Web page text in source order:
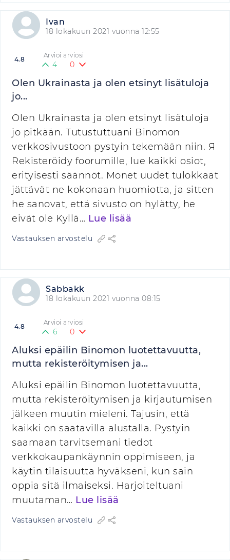
Ivan
18 lokakuun 2021 vuonna 12:55
4.8 Arvioi arviosi
4 0
Olen Ukrainasta ja olen etsinyt lisätuloja
jo...
Olen Ukrainasta ja olen etsinyt lisätuloja
jo pitkään. Tutustuttuani Binomon
verkkosivustoon pystyin tekemään niin. Я
Rekisteröidy foorumille, lue kaikki osiot,
erityisesti säännöt. Monet uudet tulokkaat
jättävät ne kokonaan huomiotta, ja sitten
he sanovat, että sivusto on hylätty, he
eivät ole Kyllä… Lue lisää
Vastauksen arvostelu
Sabbakk
18 lokakuun 2021 vuonna 08:15
4.8 Arvioi arviosi
6 0
Aluksi epäilin Binomon luotettavuutta,
mutta rekisteröitymisen ja...
Aluksi epäilin Binomon luotettavuutta,
mutta rekisteröitymisen ja kirjautumisen
jälkeen muutin mieleni. Tajusin, että
kaikki on saatavilla alustalla. Pystyin
saamaan tarvitsemani tiedot
verkkokaupankäynnin oppimiseen, ja
käytin tilaisuutta hyväkseni, kun sain
oppia sitä ilmaiseksi. Harjoiteltuani
muutaman… Lue lisää
Vastauksen arvostelu